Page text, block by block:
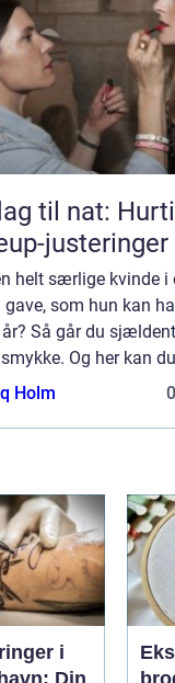
til nat:
justeringer
helt særlige kvinde i
gave, som hun kan
Så går du
Og her kan
et af de
Holm
i
Din